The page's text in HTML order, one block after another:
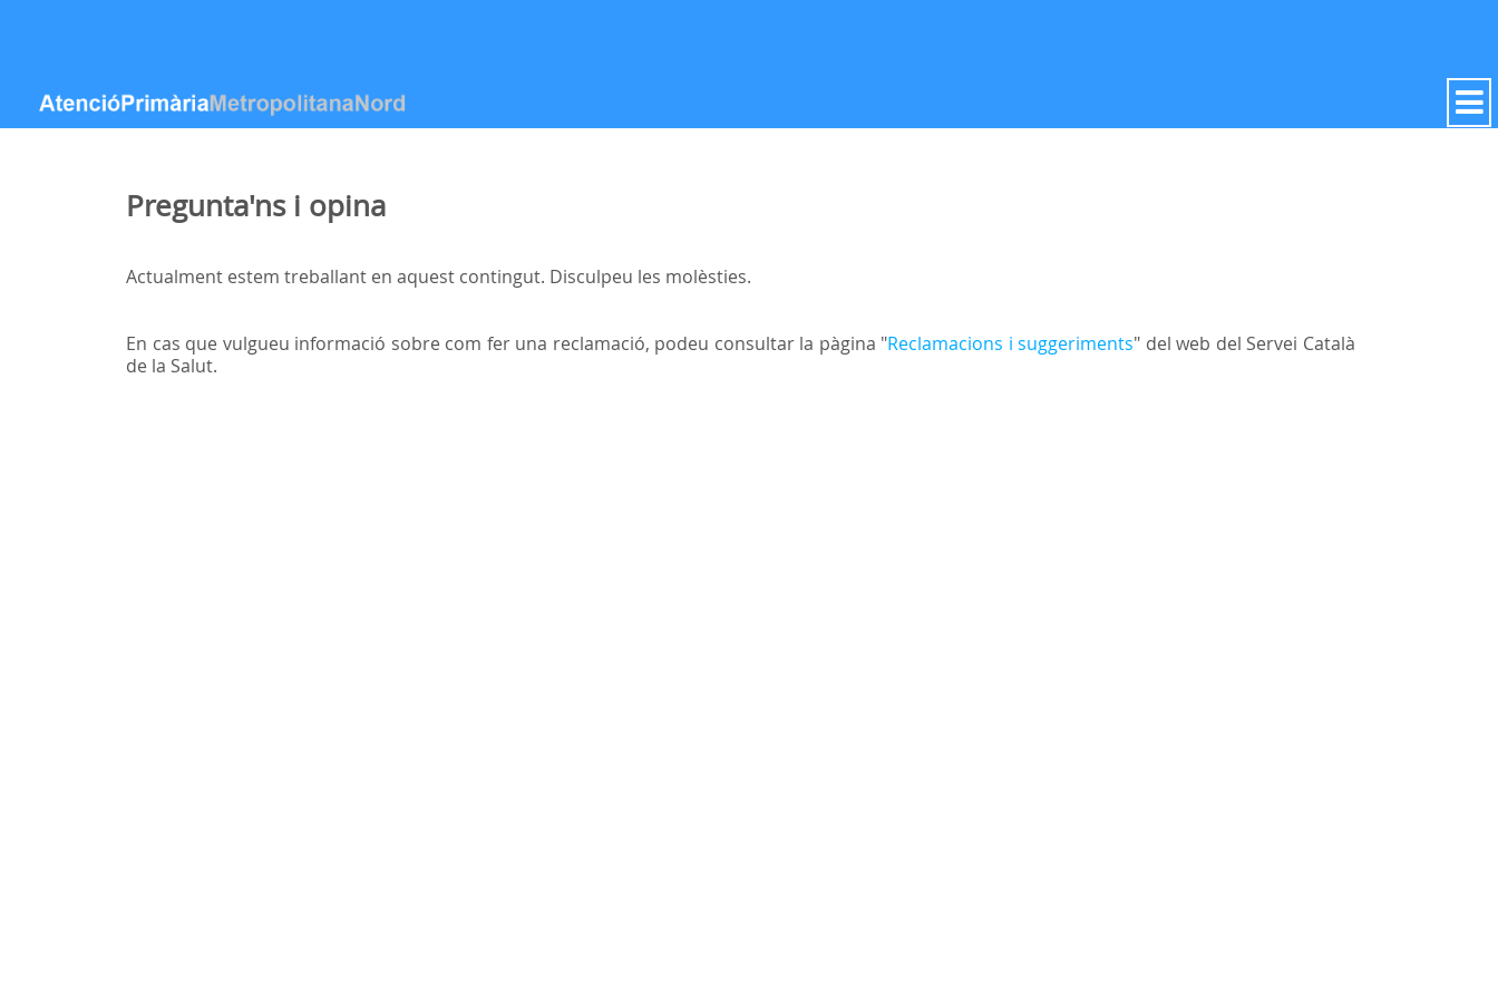
Pregunta'ns i opina
Actualment estem treballant en aquest contingut. Disculpeu les molèsties.
En cas que vulgueu informació sobre com fer una reclamació, podeu consultar la pàgina "Reclamacions i suggeriments" del web del Servei Català
de la Salut.